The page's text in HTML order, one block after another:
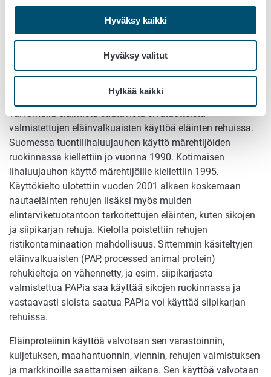
Hyväksy kaikki
Hyväksy valitut
Hylkää kaikki
todettiin nautojen riskiryhmien seurannassa.
Nautojen BSE -seurantatutkimukset vuodesta
2001(pdf)
BSE-prioni rehuissa
BSE-prionin leviämistä rehujen välityksellä ehkäistään
valvomalla eläimistä saatavista sivutuotteista
valmistettujen eläinvalkuaisten käyttöä eläinten rehuissa.
Suomessa tuontilihaluujauhon käyttö märehtijöiden
ruokinnassa kiellettiin jo vuonna 1990. Kotimaisen
lihaluujauhon käyttö märehtijöille kiellettiin 1995.
Käyttökielto ulotettiin vuoden 2001 alkaen koskemaan
nautaeläinten rehujen lisäksi myös muiden
elintarviketuotantoon tarkoitettujen eläinten, kuten sikojen
ja siipikarjan rehuja. Kielolla poistettiin rehujen
ristikontaminaation mahdollisuus. Sittemmin käsiteltyjen
eläinvalkuaisten (PAP, processed animal protein)
rehukieltoja on vähennetty, ja esim. siipikarjasta
valmistettua PAPia saa käyttää sikojen ruokinnassa ja
vastaavasti sioista saatua PAPia voi käyttää siipikarjan
rehuissa.
Eläinproteiinin käyttöä valvotaan sen varastoinnin,
kuljetuksen, maahantuonnin, viennin, rehujen valmistuksen
ja markkinoille saattamisen aikana. Sen käyttöä valvotaan